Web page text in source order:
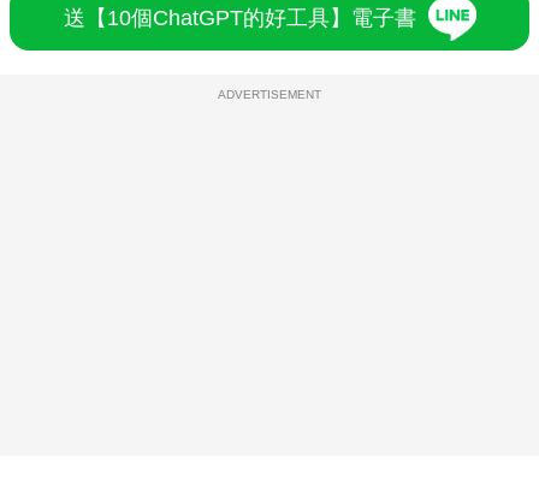
送【10個ChatGPT的好工具】電子書
ADVERTISEMENT